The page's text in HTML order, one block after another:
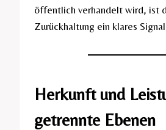
öffentlich verhandelt wird, ist
Zurückhaltung ein klares
Herkunft und
getrennte Ebenen